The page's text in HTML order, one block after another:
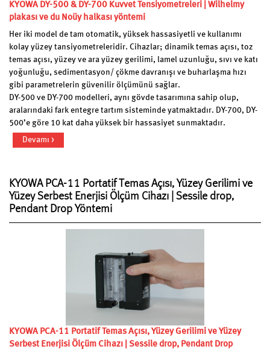
KYOWA DY-500 & DY-700 Kuvvet Tensiyometreleri | Wilhelmy
plakası ve du Noüy halkası yöntemi
Her iki model de tam otomatik, yüksek hassasiyetli ve kullanımı
kolay yüzey tansiyometreleridir. Cihazlar; dinamik temas açısı, toz
temas açısı, yüzey ve ara yüzey gerilimi, lamel uzunluğu, sıvı ve katı
yoğunluğu, sedimentasyon/ çökme davranışı ve buharlaşma hızı
gibi parametrelerin güvenilir ölçümünü sağlar.
DY-500 ve DY-700 modelleri, aynı gövde tasarımına sahip olup,
aralarındaki fark entegre tartım sisteminde yatmaktadır. DY-700, DY-
500’e göre 10 kat daha yüksek bir hassasiyet sunmaktadır.
Devamı >
KYOWA PCA-11 Portatif Temas Açısı, Yüzey Gerilimi ve
Yüzey Serbest Enerjisi Ölçüm Cihazı | Sessile drop,
Pendant Drop Yöntemi
KYOWA PCA-11 Portatif Temas Açısı, Yüzey Gerilimi ve Yüzey
Serbest Enerjisi Ölçüm Cihazı | Sessile drop, Pendant Drop